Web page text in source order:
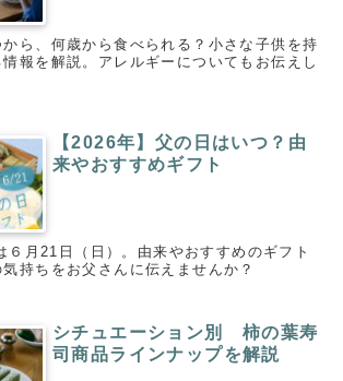
ら、何歳から食べられる？小さな子供を持
報を解説。アレルギーについてもお伝えし
【2026年】父の日はいつ？由
来やおすすめギフト
６月21日（日）。由来やおすすめのギフト
持ちをお父さんに伝えませんか？
シチュエーション別 柿の葉寿
司商品ラインナップを解説